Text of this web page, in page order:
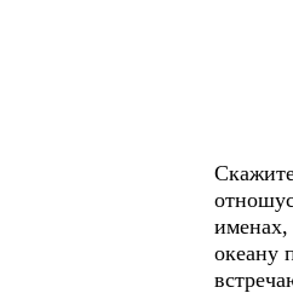
Дейл
именах,
океану